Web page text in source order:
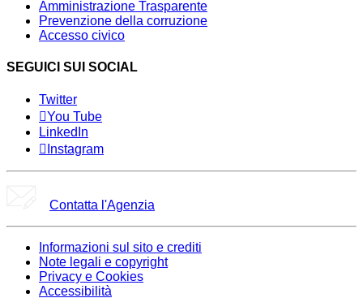
Amministrazione Trasparente
Prevenzione della corruzione
Accesso civico
SEGUICI SUI SOCIAL
Twitter
You Tube
LinkedIn
Instagram
Contatta l'Agenzia
Informazioni sul sito e crediti
Note legali e copyright
Privacy e Cookies
Accessibilità